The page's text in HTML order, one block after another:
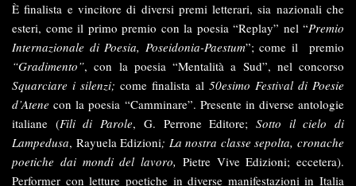
È finalista e vincitore di diversi premi letterari, sia nazionali che
esteri, come il primo premio con la poesia “Replay” nel “Premio
Internazionale di Poesia, Poseidonia-Paestum”; come il premio
“Gradimento”, con la poesia “Mentalità a Sud”, nel concorso
Squarciare i silenzi;come finalista al 50esimo Festival di Poesie
d’Atenecon la poesia “Camminare”. Presente in diverse antologie
italiane (Fili di Parole, G. Perrone Editore; Sotto il cielo di
Lampedusa, Rayuela Edizioni; La nostra classe sepolta, cronache
poetiche dai mondi del lavoro, Pietre Vive Edizioni; eccetera).
Performer con letture poetiche in diverse manifestazioni in Italia